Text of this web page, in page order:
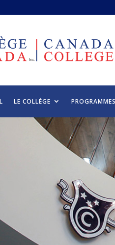
LE COLLÈGE PROGRAMMES